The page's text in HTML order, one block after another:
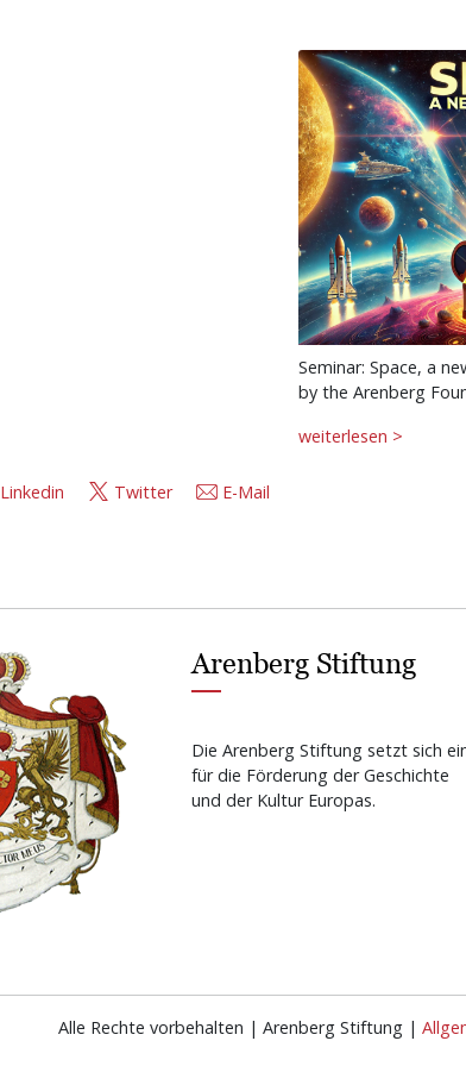
Seminar: Space, a
by the Arenberg
weiterlesen >
Linkedin Twitter E-Mail
Arenberg Stiftung
Die Arenberg Stiftung setzt sich
für die Förderung der Geschichte
und der Kultur Europas.
Alle Rechte vorbehalten | Arenberg Stiftung |